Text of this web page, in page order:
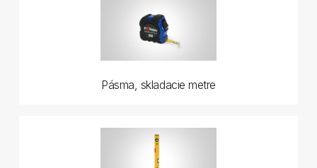
Pásma, skladacie metre